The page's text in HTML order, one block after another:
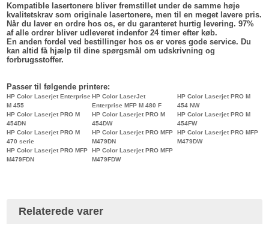
Kompatible lasertonere bliver fremstillet under de samme høje
kvalitetskrav som originale lasertonere, men til en meget lavere pris.
Når du laver en ordre hos os, er du garanteret hurtig levering. 97%
af alle ordrer bliver udleveret indenfor 24 timer efter køb.
En anden fordel ved bestillinger hos os er vores gode service. Du
kan altid få hjælp til dine spørgsmål om udskrivning og
forbrugsstoffer.
Passer til følgende printere:
HP Color Laserjet Enterprise
M 455
HP Color LaserJet
Enterprise MFP M 480 F
HP Color Laserjet PRO M
454 NW
HP Color Laserjet PRO M
454DN
HP Color Laserjet PRO M
454DW
HP Color Laserjet PRO M
454FW
HP Color Laserjet PRO M
470 serie
HP Color Laserjet PRO MFP
M479DN
HP Color Laserjet PRO MFP
M479DW
HP Color Laserjet PRO MFP
M479FDN
HP Color Laserjet PRO MFP
M479FDW
Relaterede varer